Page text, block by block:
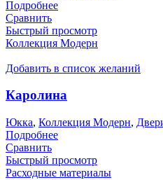
Подробнее
Сравнить
Быстрый просмотр
Коллекция Модерн
Добавить в список желаний
Каролина
Юкка, Коллекция Модерн,
Подробнее
Сравнить
Быстрый просмотр
Расходные материалы